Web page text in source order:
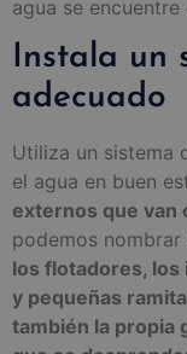
agua se
Instala un
adecuado
Utiliza un sistema
el agua en buen
externos que van
podemos nombrar
los flotadores, los
y pequeñas
también la propia